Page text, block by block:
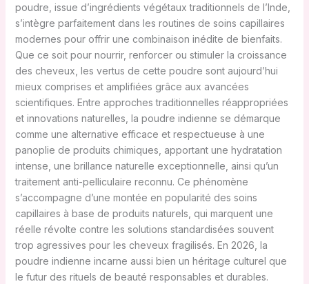
poudre, issue d’ingrédients végétaux traditionnels de l’Inde,
s’intègre parfaitement dans les routines de soins capillaires
modernes pour offrir une combinaison inédite de bienfaits.
Que ce soit pour nourrir, renforcer ou stimuler la croissance
des cheveux, les vertus de cette poudre sont aujourd’hui
mieux comprises et amplifiées grâce aux avancées
scientifiques. Entre approches traditionnelles réappropriées
et innovations naturelles, la poudre indienne se démarque
comme une alternative efficace et respectueuse à une
panoplie de produits chimiques, apportant une hydratation
intense, une brillance naturelle exceptionnelle, ainsi qu’un
traitement anti-pelliculaire reconnu. Ce phénomène
s’accompagne d’une montée en popularité des soins
capillaires à base de produits naturels, qui marquent une
réelle révolte contre les solutions standardisées souvent
trop agressives pour les cheveux fragilisés. En 2026, la
poudre indienne incarne aussi bien un héritage culturel que
le futur des rituels de beauté responsables et durables.